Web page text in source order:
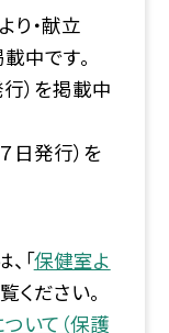
り・献立
中です。
）を掲載中
日発行）を
「保健室よ
ください。
いて（保護